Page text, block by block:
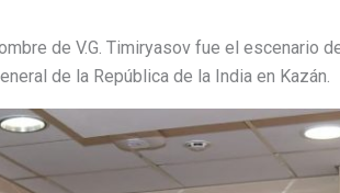
de V.G. Timiryasov fue el escenario
de la República de la India en Kazán.